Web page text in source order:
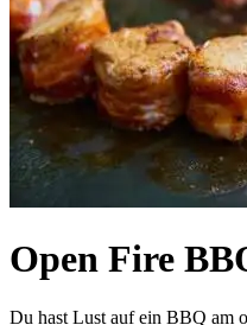
Open Fire
Du hast Lust auf ein BBQ am